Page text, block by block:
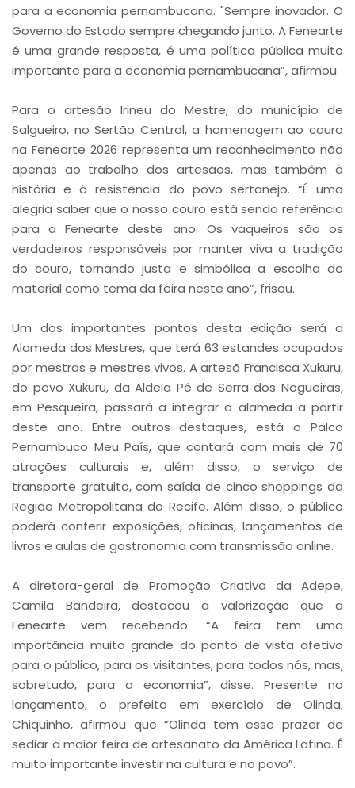
para a economia pernambucana. "Sempre inovador. O
Governo do Estado sempre chegando junto. A Fenearte
é uma grande resposta, é uma política pública muito
importante para a economia pernambucana”, afirmou.
Para o artesão Irineu do Mestre, do município de
Salgueiro, no Sertão Central, a homenagem ao couro
na Fenearte 2026 representa um reconhecimento não
apenas ao trabalho dos artesãos, mas também à
história e à resistência do povo sertanejo. “É uma
alegria saber que o nosso couro está sendo referência
para a Fenearte deste ano. Os vaqueiros são os
verdadeiros responsáveis por manter viva a tradição
do couro, tornando justa e simbólica a escolha do
material como tema da feira neste ano”, frisou.
Um dos importantes pontos desta edição será a
Alameda dos Mestres, que terá 63 estandes ocupados
por mestras e mestres vivos. A artesã Francisca Xukuru,
do povo Xukuru, da Aldeia Pé de Serra dos Nogueiras,
em Pesqueira, passará a integrar a alameda a partir
deste ano. Entre outros destaques, está o Palco
Pernambuco Meu País, que contará com mais de 70
atrações culturais e, além disso, o serviço de
transporte gratuito, com saída de cinco shoppings da
Região Metropolitana do Recife. Além disso, o público
poderá conferir exposições, oficinas, lançamentos de
livros e aulas de gastronomia com transmissão online.
A diretora-geral de Promoção Criativa da Adepe,
Camila Bandeira, destacou a valorização que a
Fenearte vem recebendo. “A feira tem uma
importância muito grande do ponto de vista afetivo
para o público, para os visitantes, para todos nós, mas,
sobretudo, para a economia”, disse. Presente no
lançamento, o prefeito em exercício de Olinda,
Chiquinho, afirmou que “Olinda tem esse prazer de
sediar a maior feira de artesanato da América Latina. É
muito importante investir na cultura e no povo”.